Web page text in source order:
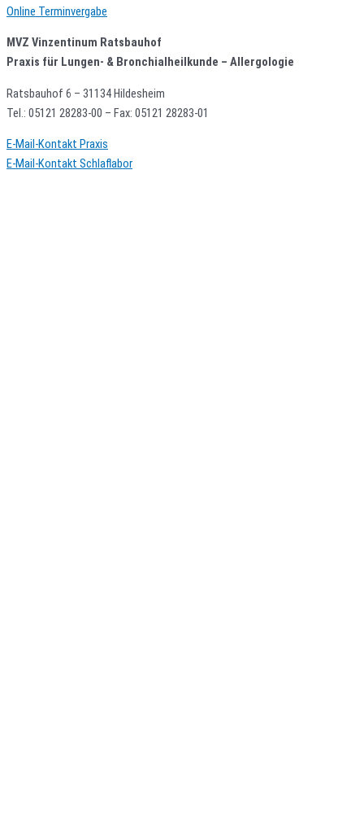
Online Terminvergabe
MVZ Vinzentinum Ratsbauhof
Praxis für Lungen- & Bronchialheilkunde – Allergologie
Ratsbauhof 6 – 31134 Hildesheim
Tel.: 05121 28283-00 – Fax: 05121 28283-01
E-Mail-Kontakt Praxis
E-Mail-Kontakt Schlaflabor